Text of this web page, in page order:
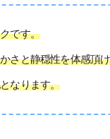
です。
さと静穏性を体感頂
なります。